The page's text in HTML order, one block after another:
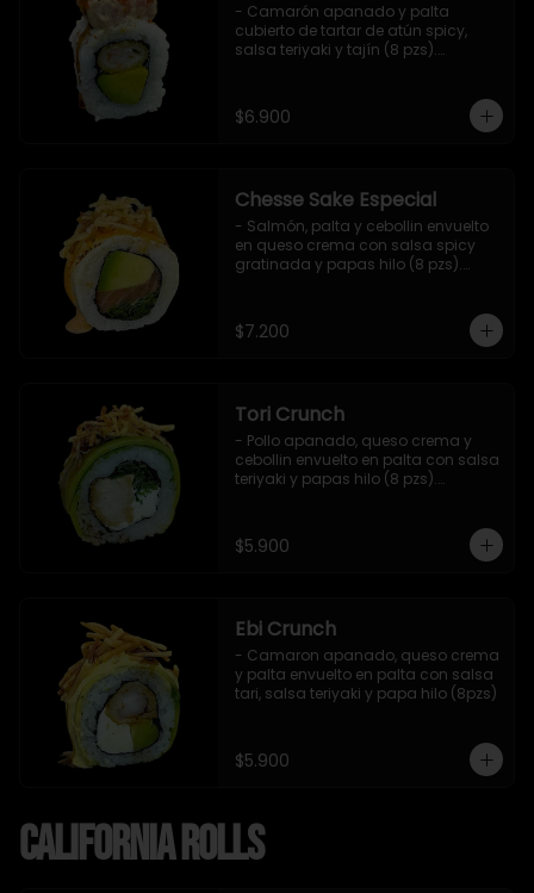
- Camarón apanado y palta
cubierto de tartar de atún spicy,
salsa teriyaki y tajín (8 pzs).
$6.900
Chesse Sake Especial
- Salmón, palta y cebollin envuelto
en queso crema con salsa spicy
gratinada y papas hilo (8 pzs).
$7.200
Tori Crunch
- Pollo apanado, queso crema y
cebollin envuelto en palta con salsa
teriyaki y papas hilo (8 pzs).
$5.900
Ebi Crunch
- Camaron apanado, queso crema
y palta envuelto en palta con salsa
tari, salsa teriyaki y papa hilo (8pzs)
$5.900
California Rolls